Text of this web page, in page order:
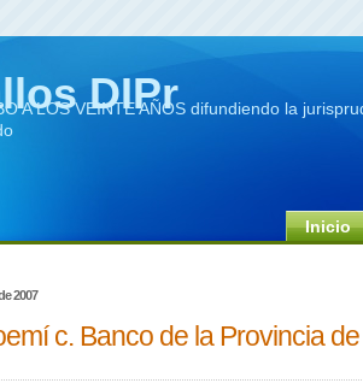
DIPr
A LOS VEINTE AÑOS difundiendo la
Inicio
2007
c. Banco de la Provincia de